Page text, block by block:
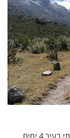
שם הסתובבתי בעיר 4 ימים